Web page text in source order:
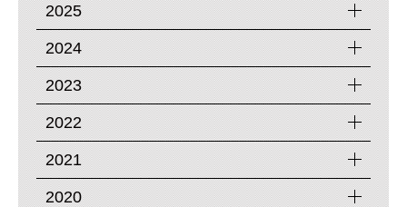
2025
2024
2023
2022
2021
2020